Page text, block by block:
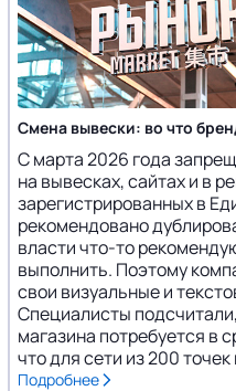
Смена вывески: во что
C марта 2026 года
на вывесках, сайтах и в
зарегистрированных в
рекомендовано
власти что-то
выполнить. Поэтому
свои визуальные и
Специалисты
магазина потребуется в
что для сети из 200
Подробнее